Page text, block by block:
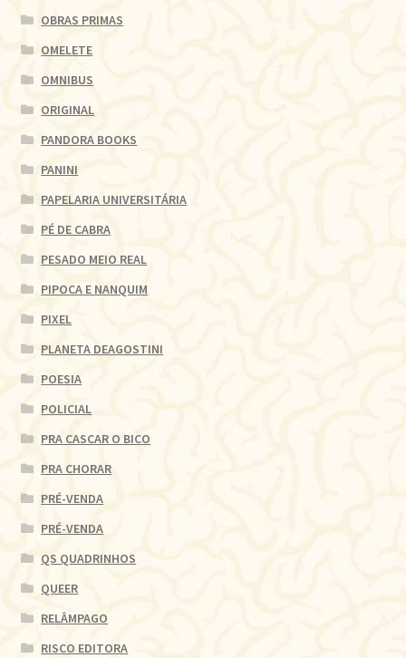
OBRAS PRIMAS
OMELETE
OMNIBUS
ORIGINAL
PANDORA BOOKS
PANINI
PAPELARIA UNIVERSITÁRIA
PÉ DE CABRA
PESADO MEIO REAL
PIPOCA E NANQUIM
PIXEL
PLANETA DEAGOSTINI
POESIA
POLICIAL
PRA CASCAR O BICO
PRA CHORAR
PRÉ-VENDA
PRÉ-VENDA
QS QUADRINHOS
QUEER
RELÂMPAGO
RISCO EDITORA